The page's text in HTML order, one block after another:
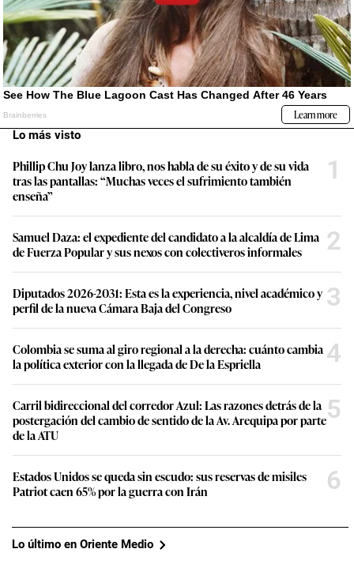
Lo más visto
Phillip Chu Joy lanza libro, nos habla de su éxito y de su vida
tras las pantallas: “Muchas veces el sufrimiento también
enseña”
1
Samuel Daza: el expediente del candidato a la alcaldía de Lima
de Fuerza Popular y sus nexos con colectiveros informales
2
Diputados 2026-2031: Esta es la experiencia, nivel académico y
perfil de la nueva Cámara Baja del Congreso
3
Colombia se suma al giro regional a la derecha: cuánto cambia
la política exterior con la llegada de De la Espriella
4
Carril bidireccional del corredor Azul: Las razones detrás de la
postergación del cambio de sentido de la Av. Arequipa por parte
de la ATU
5
Estados Unidos se queda sin escudo: sus reservas de misiles
Patriot caen 65% por la guerra con Irán
6
Lo último en Oriente Medio